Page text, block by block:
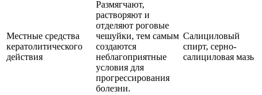
Местные средства
кератолитического
действия
Размягчают,
растворяют и
отделяют роговые
чешуйки, тем самым
создаются
неблагоприятные
условия для
прогрессирования
болезни.
Салициловый
спирт, серно-
салициловая мазь